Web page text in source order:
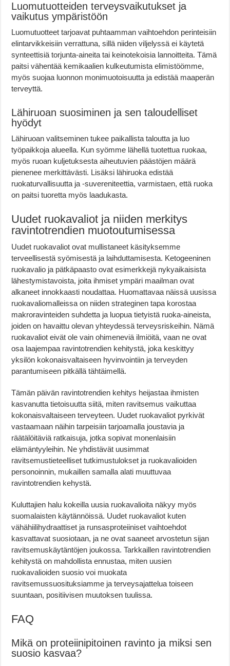
Luomutuotteiden terveysvaikutukset ja
vaikutus ympäristöön
Luomutuotteet tarjoavat puhtaamman vaihtoehdon perinteisiin
elintarvikkeisiin verrattuna, sillä niiden viljelyssä ei käytetä
synteettisiä torjunta-aineita tai keinotekoisia lannoitteita. Tämä
paitsi vähentää kemikaalien kulkeutumista elimistöömme,
myös suojaa luonnon monimuotoisuutta ja edistää maaperän
terveyttä.
Lähiruoan suosiminen ja sen taloudelliset
hyödyt
Lähiruoan valitseminen tukee paikallista taloutta ja luo
työpaikkoja alueella. Kun syömme lähellä tuotettua ruokaa,
myös ruoan kuljetuksesta aiheutuvien päästöjen määrä
pienenee merkittävästi. Lisäksi lähiruoka edistää
ruokaturvallisuutta ja -suvereniteettia, varmistaen, että ruoka
on paitsi tuoretta myös laadukasta.
Uudet ruokavaliot ja niiden merkitys
ravintotrendien muotoutumisessa
Uudet ruokavaliot ovat mullistaneet käsityksemme
terveellisestä syömisestä ja laihduttamisesta. Ketogeeninen
ruokavalio ja pätkäpaasto ovat esimerkkejä nykyaikaisista
lähestymistavoista, joita ihmiset ympäri maailman ovat
alkaneet innokkaasti noudattaa. Huomattavaa näissä uusissa
ruokavaliomalleissa on niiden strateginen tapa korostaa
makroravinteiden suhdetta ja luopua tietyistä ruoka-aineista,
joiden on havaittu olevan yhteydessä terveysriskeihin. Nämä
ruokavaliot eivät ole vain ohimeneviä ilmiöitä, vaan ne ovat
osa laajempaa ravintotrendien kehitystä, joka keskittyy
yksilön kokonaisvaltaiseen hyvinvointiin ja terveyden
parantumiseen pitkällä tähtäimellä.
Tämän päivän ravintotrendien kehitys heijastaa ihmisten
kasvanutta tietoisuutta siitä, miten ravitsemus vaikuttaa
kokonaisvaltaiseen terveyteen. Uudet ruokavaliot pyrkivät
vastaamaan näihin tarpeisiin tarjoamalla joustavia ja
räätälöitäviä ratkaisuja, jotka sopivat monenlaisiin
elämäntyyleihin. Ne yhdistävät uusimmat
ravitsemustieteelliset tutkimustulokset ja ruokavalioiden
personoinnin, mukaillen samalla alati muuttuvaa
ravintotrendien kehystä.
Kuluttajien halu kokeilla uusia ruokavalioita näkyy myös
suomalaisten käytännöissä. Uudet ruokavaliot kuten
vähähiilihydraattiset ja runsasproteiiniset vaihtoehdot
kasvattavat suosiotaan, ja ne ovat saaneet arvostetun sijan
ravitsemuskäytäntöjen joukossa. Tarkkaillen ravintotrendien
kehitystä on mahdollista ennustaa, miten uusien
ruokavalioiden suosio voi muokata
ravitsemussuosituksiamme ja terveysajattelua toiseen
suuntaan, positiivisen muutoksen tuulissa.
FAQ
Mikä on proteiinipitoinen ravinto ja miksi sen
suosio kasvaa?